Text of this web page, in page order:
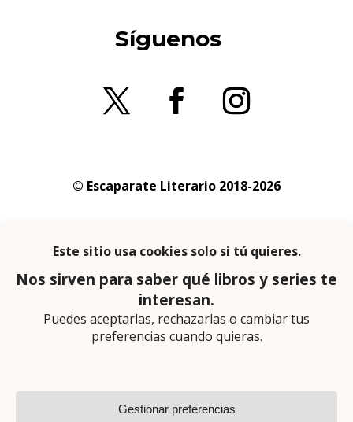
Síguenos
© Escaparate Literario 2018-2026
privacidad
En calidad de afiliado de Amazon obtengo
ingresos por las compras adscritas que